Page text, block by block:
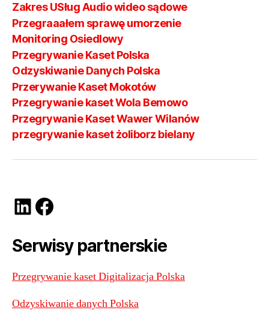
Zakres USług Audio wideo sądowe
Przegraaałem sprawę umorzenie
Monitoring Osiedlowy
Przegrywanie Kaset Polska
Odzyskiwanie Danych Polska
Przerywanie Kaset Mokotów
Przegrywanie kaset Wola Bemowo
Przegrywanie Kaset Wawer Wilanów
przegrywanie kaset żoliborz bielany
LinkedIn
Facebook
Serwisy partnerskie
Przegrywanie kaset Digitalizacja Polska
Odzyskiwanie danych Polska